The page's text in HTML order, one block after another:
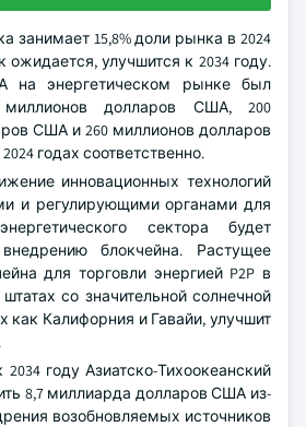
занимает 15,8% доли рынка в 2024
ожидается, улучшится к 2034 году.
на энергетическом рынке был
долларов США, 200
США и 260 миллионов долларов
годах соответственно.
инновационных технологий
и регулирующими органами для
сектора будет
внедрению блокчейна. Растущее
для торговли энергией P2P в
со значительной солнечной
как Калифорния и Гавайи, улучшит
году Азиатско-Тихоокеанский
8,7 миллиарда долларов США из-
возобновляемых источников